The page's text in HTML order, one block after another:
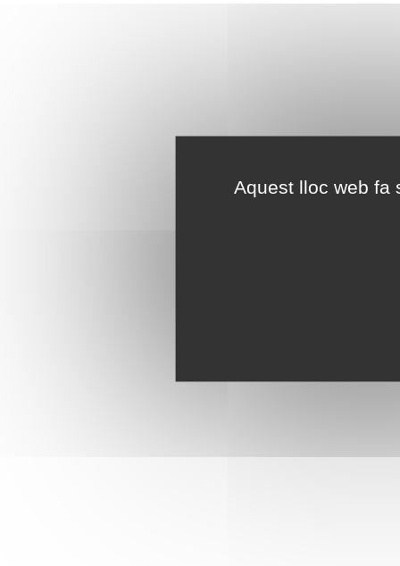
Aquest lloc web fa